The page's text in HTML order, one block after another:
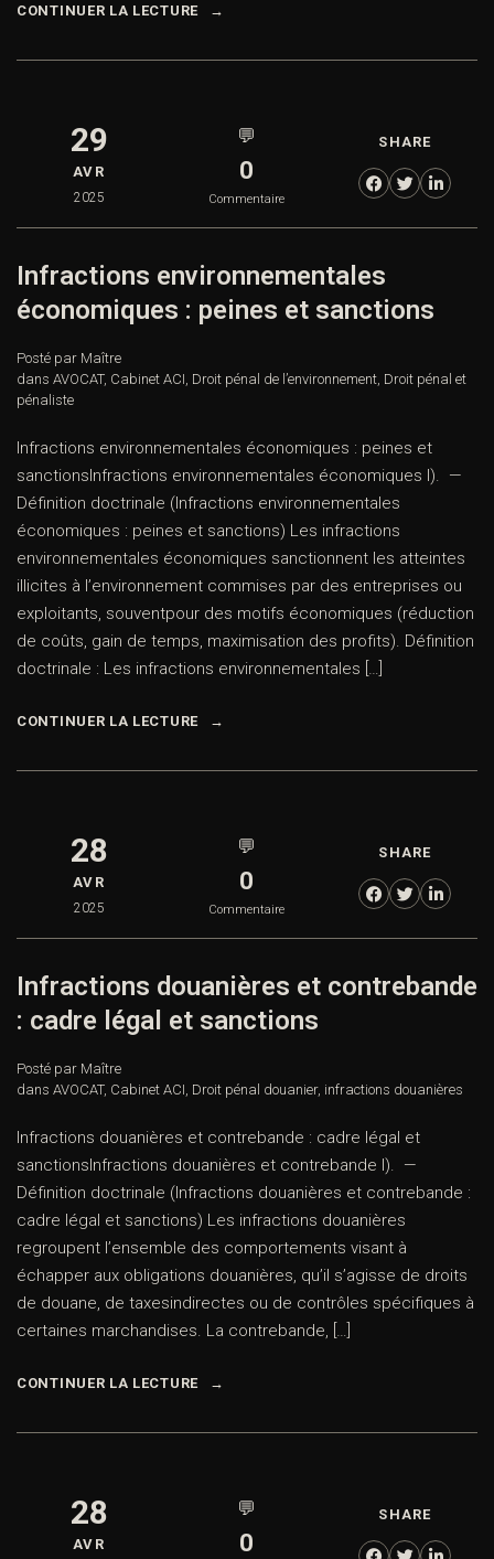
CONTINUER LA LECTURE
29
AVR
2025
💬
0
Commentaire
SHARE
Infractions environnementales
économiques : peines et sanctions
Posté par Maître
dans AVOCAT, Cabinet ACI, Droit pénal de l’environnement, Droit pénal et
pénaliste
Infractions environnementales économiques : peines et
sanctionsInfractions environnementales économiques I). —
Définition doctrinale (Infractions environnementales
économiques : peines et sanctions) Les infractions
environnementales économiques sanctionnent les atteintes
illicites à l’environnement commises par des entreprises ou
exploitants, souventpour des motifs économiques (réduction
de coûts, gain de temps, maximisation des profits). Définition
doctrinale : Les infractions environnementales […]
CONTINUER LA LECTURE
28
AVR
2025
💬
0
Commentaire
SHARE
Infractions douanières et contrebande
: cadre légal et sanctions
Posté par Maître
dans AVOCAT, Cabinet ACI, Droit pénal douanier, infractions douanières
Infractions douanières et contrebande : cadre légal et
sanctionsInfractions douanières et contrebande I). —
Définition doctrinale (Infractions douanières et contrebande :
cadre légal et sanctions) Les infractions douanières
regroupent l’ensemble des comportements visant à
échapper aux obligations douanières, qu’il s’agisse de droits
de douane, de taxesindirectes ou de contrôles spécifiques à
certaines marchandises. La contrebande, […]
CONTINUER LA LECTURE
28
AVR
💬
0
SHARE